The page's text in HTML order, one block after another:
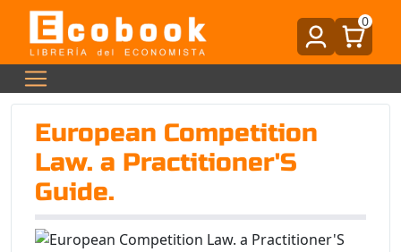
0
European Competition
Law. a Practitioner'S
Guide.